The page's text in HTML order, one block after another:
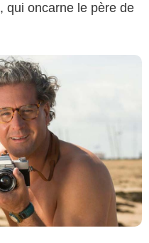
, qui oncarne le père de